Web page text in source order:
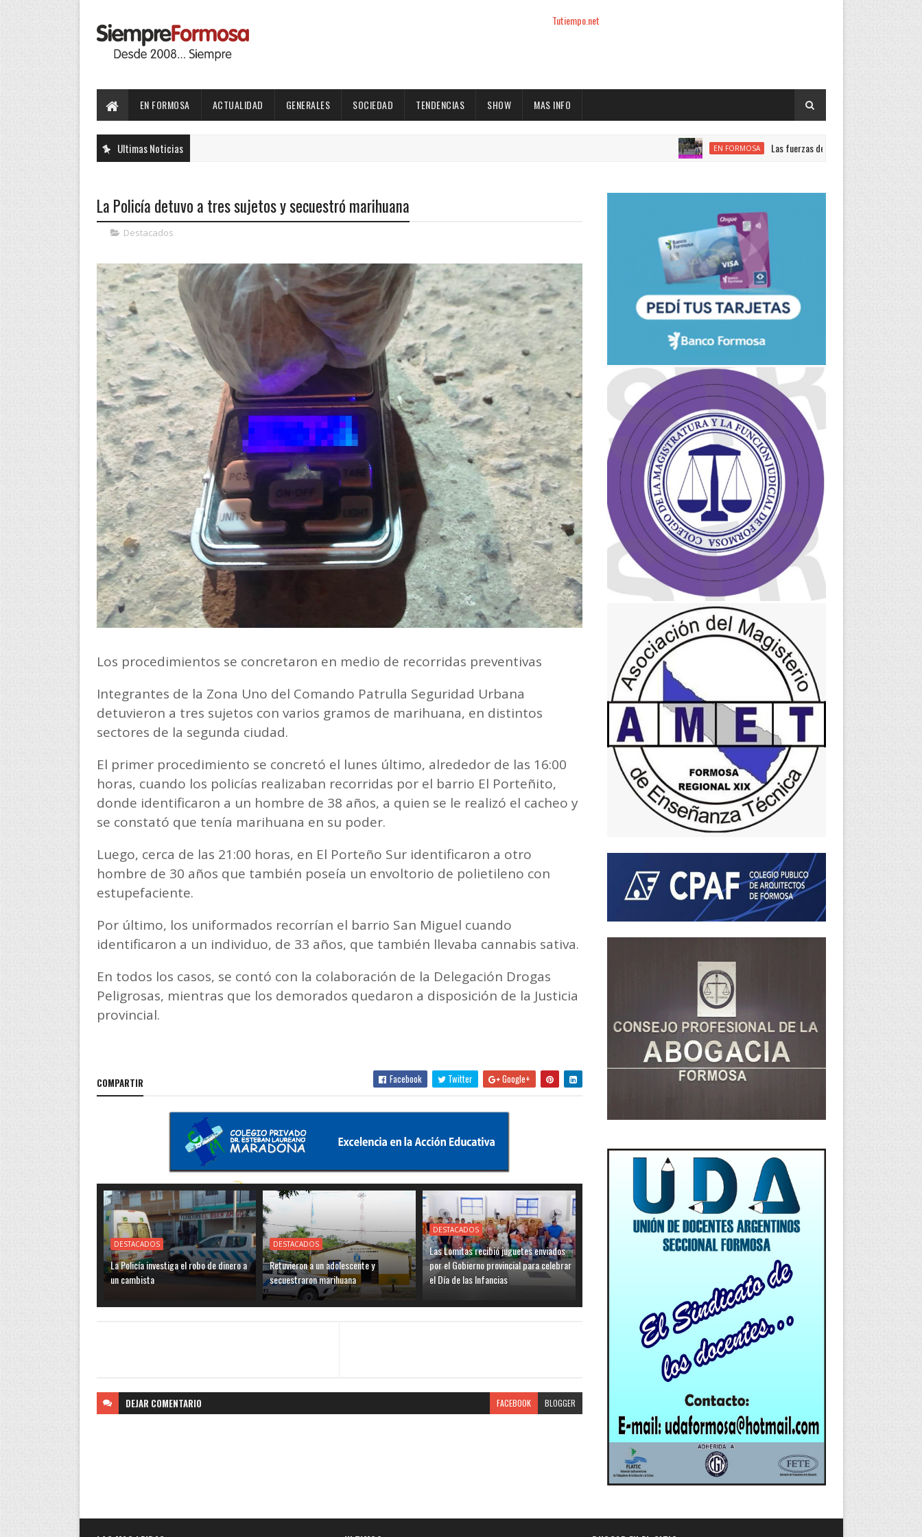
Tutiempo.net
EN FORMOSA ACTUALIDAD GENERALES SOCIEDAD TENDENCIAS SHOW MAS INFO
Ultimas Noticias EN FORMOSA Las fuerzas de seguridad nacional encabezan el
La Policía detuvo a tres sujetos y secuestró marihuana
Destacados
Los procedimientos se concretaron en medio de recorridas preventivas
Integrantes de la Zona Uno del Comando Patrulla Seguridad Urbana
detuvieron a tres sujetos con varios gramos de marihuana, en distintos
sectores de la segunda ciudad.
El primer procedimiento se concretó el lunes último, alrededor de las 16:00
horas, cuando los policías realizaban recorridas por el barrio El Porteñito,
donde identificaron a un hombre de 38 años, a quien se le realizó el cacheo y
se constató que tenía marihuana en su poder.
Luego, cerca de las 21:00 horas, en El Porteño Sur identificaron a otro
hombre de 30 años que también poseía un envoltorio de polietileno con
estupefaciente.
Por último, los uniformados recorrían el barrio San Miguel cuando
identificaron a un individuo, de 33 años, que también llevaba cannabis sativa.
En todos los casos, se contó con la colaboración de la Delegación Drogas
Peligrosas, mientras que los demorados quedaron a disposición de la Justicia
provincial.
COMPARTIR Facebook Twitter Google+
DESTACADOS
La Policía investiga el robo de dinero a
un cambista
DESTACADOS
Retuvieron a un adolescente y
secuestraron marihuana
DESTACADOS
Las Lomitas recibió juguetes enviados
por el Gobierno provincial para celebrar
el Día de las Infancias
DEJAR COMENTARIO FACEBOOK BLOGGER